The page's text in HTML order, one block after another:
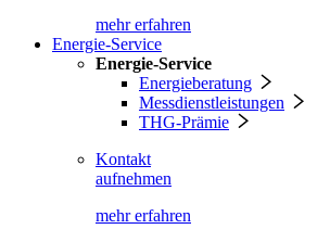
mehr erfahren
Energie-Service
Energie-Service
Energieberatung
Messdienstleistungen
THG-Prämie
Kontakt
aufnehmen
mehr erfahren